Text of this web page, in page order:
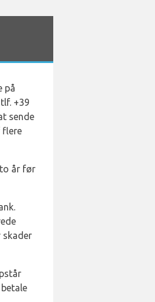
på
+39
sende
flere
år før
skader